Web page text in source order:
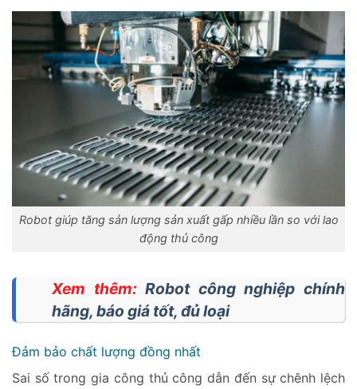
Robot giúp tăng sản lượng sản xuất gấp nhiều lần so với lao
động thủ công
Xem thêm: Robot công nghiệp chính
hãng, báo giá tốt, đủ loại
Đảm bảo chất lượng đồng nhất
Sai số trong gia công thủ công dẫn đến sự chênh lệch